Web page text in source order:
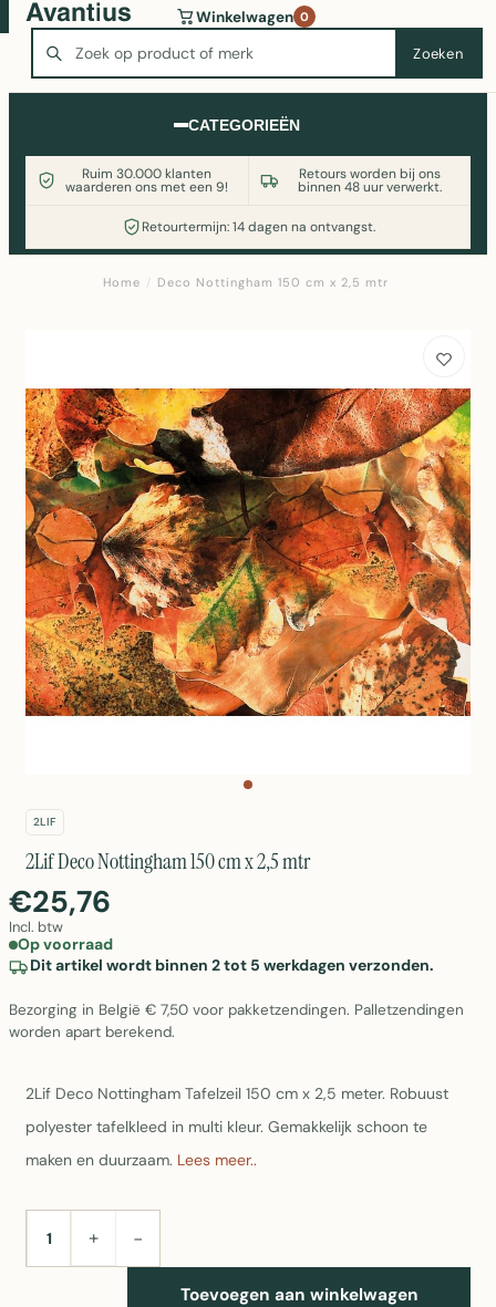
Zoeken
Winkelwagen 0
CATEGORIEËN
Ruim 30.000 klanten
waarderen ons met een 9!
Retours worden bij ons
binnen 48 uur verwerkt.
Retourtermijn: 14 dagen na ontvangst.
Wasmachine of koelkast nodig? Vergelijk alle prijzen op
Witgoedaanbod.nl
Home / Deco Nottingham 150 cm x 2,5 mtr
2LIF
2Lif Deco Nottingham 150 cm x 2,5 mtr
€25,76
Incl. btw
Op voorraad
Dit artikel wordt binnen 2 tot 5 werkdagen verzonden.
Bezorging in België € 7,50 voor pakketzendingen. Palletzendingen
worden apart berekend.
2Lif Deco Nottingham Tafelzeil 150 cm x 2,5 meter. Robuust
polyester tafelkleed in multi kleur. Gemakkelijk schoon te
maken en duurzaam. Lees meer..
AANTAL+ −
Toevoegen aan winkelwagen